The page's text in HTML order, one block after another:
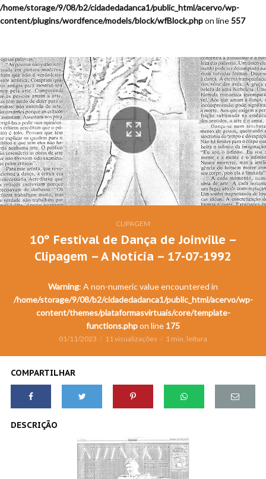
/home/storage/9/08/b2/cidadedadanca1/public_html/acervo/wp-
content/plugins/wordfence/models/block/wfBlock.phpon line557
CLIPAGEM
10º Festival de Dança de Joinville –
Clipagem – A Notícia – 17-07-1992
Warning: A non-numeric value encountered in
/home/storage/9/08/b2/cidadedadanca1/public_html/acervo/wp-
content/themes/plataformasvirtuais/core/template-
functions.phpon line 175
01/11/2023 11 visualizações 1 min. leitura
COMPARTILHAR
DESCRIÇÃO